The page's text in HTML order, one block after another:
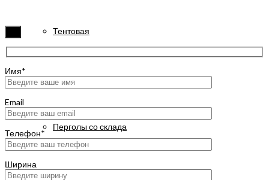
Тентовая
Арочная
Перголы со склада
Маркизы
Имя*
Email
Телефон*
Ширина